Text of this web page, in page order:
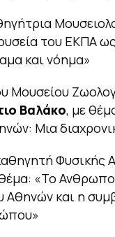
του ΕΚΠΑ
και νόημα»
Μουσείου
Βαλάκο, με
Μια
Φυσικής
«Το
Αθηνών και η